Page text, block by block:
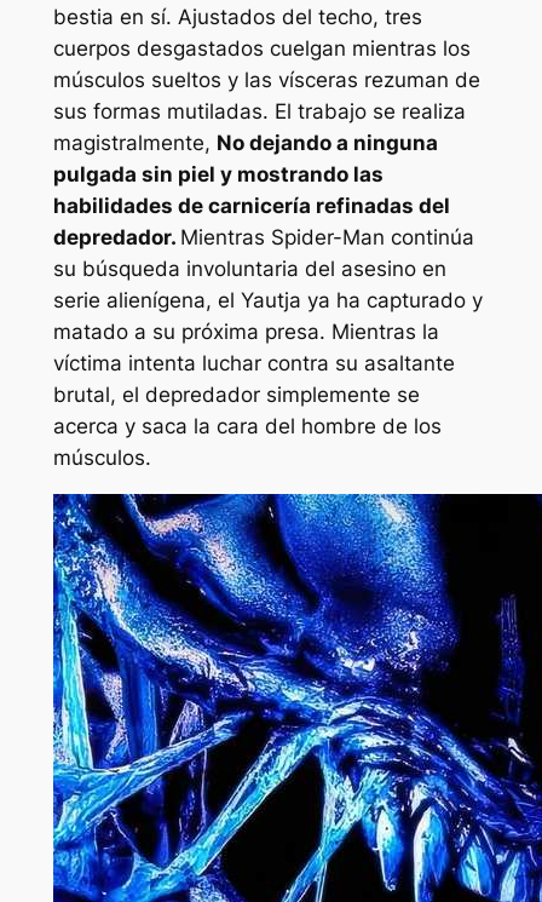
bestia en sí. Ajustados del techo, tres
cuerpos desgastados cuelgan mientras los
músculos sueltos y las vísceras rezuman de
sus formas mutiladas. El trabajo se realiza
magistralmente, No dejando a ninguna
pulgada sin piel y mostrando las
habilidades de carnicería refinadas del
depredador. Mientras Spider-Man continúa
su búsqueda involuntaria del asesino en
serie alienígena, el Yautja ya ha capturado y
matado a su próxima presa. Mientras la
víctima intenta luchar contra su asaltante
brutal, el depredador simplemente se
acerca y saca la cara del hombre de los
músculos.